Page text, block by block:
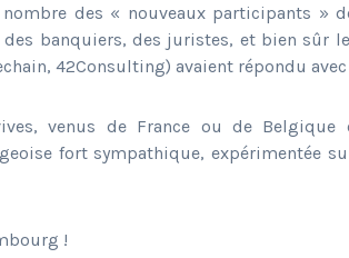
des « nouveaux participants »
banquiers, des juristes, et bien sûr
42Consulting) avaient répondu
venus de France ou de
fort sympathique, expérimentée
!